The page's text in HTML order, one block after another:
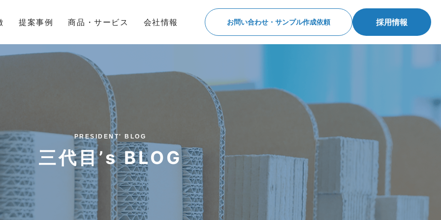
提案事例 商品・サービス 会社情報 お問い合わせ・サンプル作成依頼 採用情報
PRESIDENT' BLOG
三代目’s BLOG